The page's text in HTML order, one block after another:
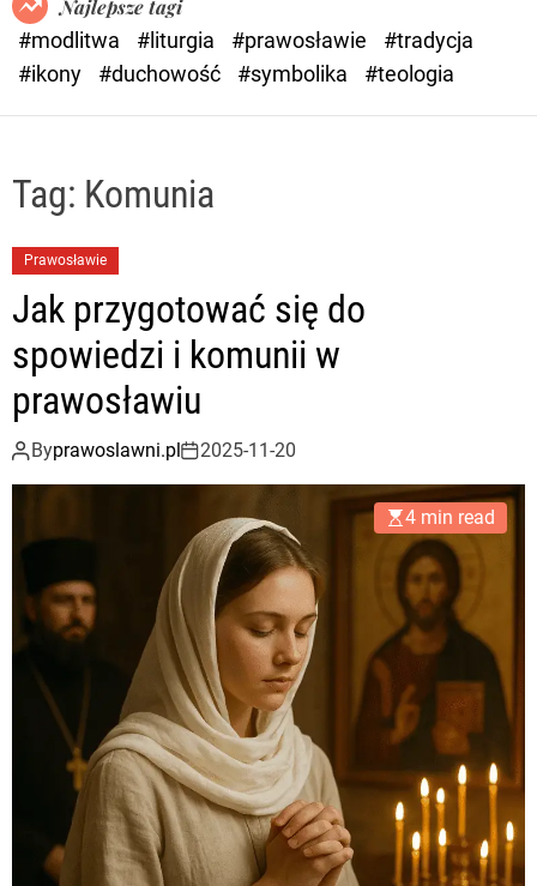
e
Najlepsze tagi
#modlitwa
#liturgia #prawosławie
#tradycja
#ikony
#duchowość #symbolika #teologia
Tag: Komunia
Prawosławie
Jak przygotować się do
spowiedzi i komunii w
prawosławiu
Byprawoslawni.pl 2025-11-20
4 min read